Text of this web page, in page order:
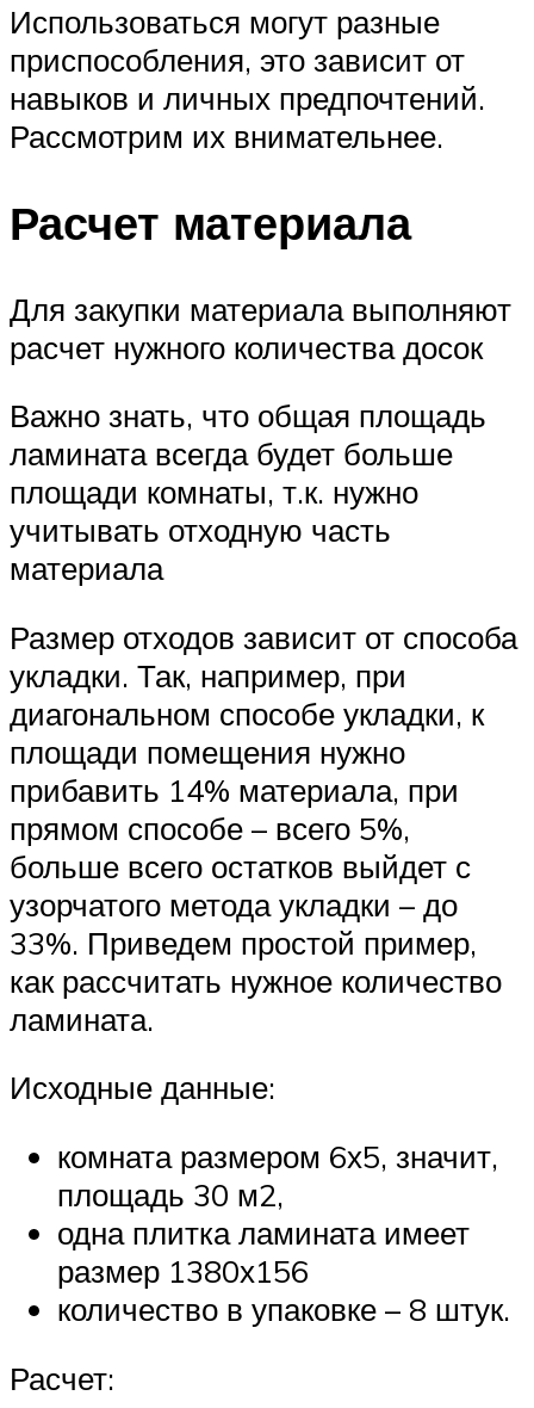
Использоваться могут разные
приспособления, это зависит от
навыков и личных предпочтений.
Рассмотрим их внимательнее.
Расчет материала
Для закупки материала выполняют
расчет нужного количества досок
Важно знать, что общая площадь
ламината всегда будет больше
площади комнаты, т.к. нужно
учитывать отходную часть
материала
Размер отходов зависит от способа
укладки. Так, например, при
диагональном способе укладки, к
площади помещения нужно
прибавить 14% материала, при
прямом способе – всего 5%,
больше всего остатков выйдет с
узорчатого метода укладки – до
33%. Приведем простой пример,
как рассчитать нужное количество
ламината.
Исходные данные:
комната размером 6х5, значит,
площадь 30 м2,
одна плитка ламината имеет
размер 1380х156
количество в упаковке – 8 штук.
Расчет: